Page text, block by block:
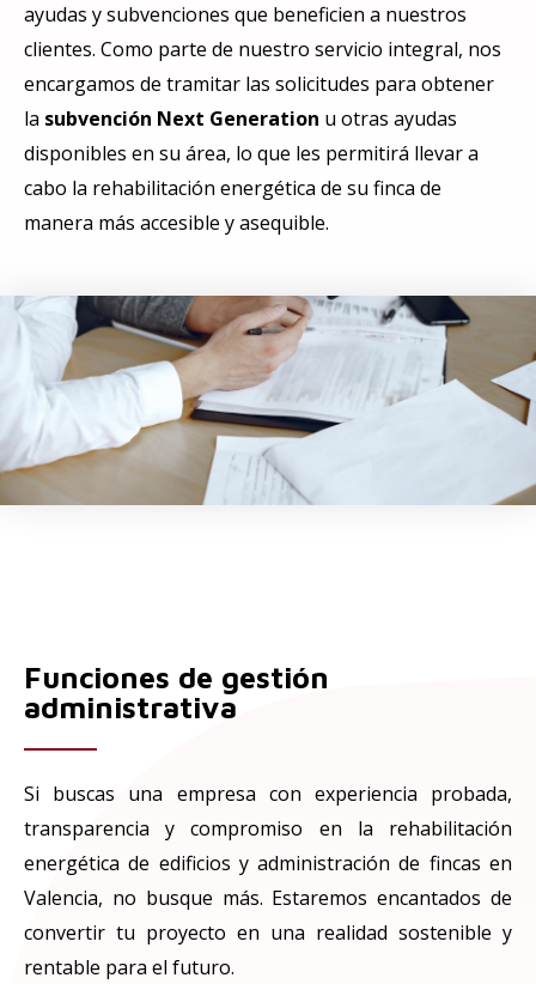
ayudas y subvenciones que beneficien a nuestros
clientes. Como parte de nuestro servicio integral, nos
encargamos de tramitar las solicitudes para obtener
la subvención Next Generation u otras ayudas
disponibles en su área, lo que les permitirá llevar a
cabo la rehabilitación energética de su finca de
manera más accesible y asequible.
Funciones de gestión
administrativa
Si buscas una empresa con experiencia probada,
transparencia y compromiso en la rehabilitación
energética de edificios y administración de fincas en
Valencia, no busque más. Estaremos encantados de
convertir tu proyecto en una realidad sostenible y
rentable para el futuro.